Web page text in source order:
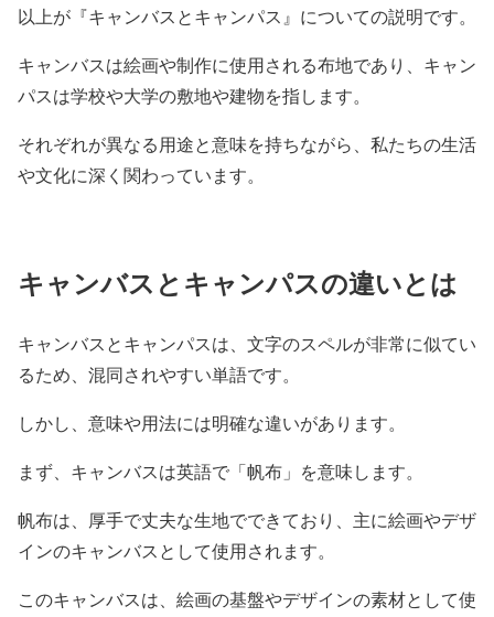
以上が『キャンバスとキャンパス』についての説明です。
キャンバスは絵画や制作に使用される布地であり、キャン
パスは学校や大学の敷地や建物を指します。
それぞれが異なる用途と意味を持ちながら、私たちの生活
や文化に深く関わっています。
キャンバスとキャンパスの違いとは
キャンバスとキャンパスは、文字のスペルが非常に似てい
るため、混同されやすい単語です。
しかし、意味や用法には明確な違いがあります。
まず、キャンバスは英語で「帆布」を意味します。
帆布は、厚手で丈夫な生地でできており、主に絵画やデザ
インのキャンバスとして使用されます。
このキャンバスは、絵画の基盤やデザインの素材として使